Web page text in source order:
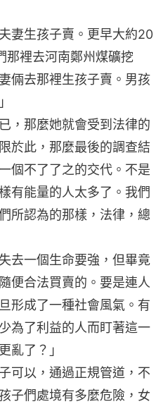
妻生孩子賣。更早大約20
那裡去河南鄭州煤礦挖
倆去那裡生孩子賣。男孩
，那麼她就會受到法律的
於此，那麼最後的調查結
個不了了之的交代。不是
有能量的人太多了。我們
所認為的那樣，法律，總
去一個生命要強，但畢竟
便合法買賣的。要是連人
形成了一種社會風氣。有
為了利益的人而盯著這一
亂了？」
可以，通過正規管道，不
子們處境有多麼危險，女